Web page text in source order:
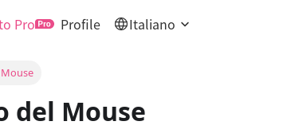
Pro Profile Italiano
del Mouse